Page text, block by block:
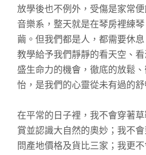
放學後也不例外，受傷是家常
音樂系，整天就是在琴房裡練
繭。但我們都是人，都需要休
教學給予我們靜靜的看天空、
盛生命力的機會，徹底的放鬆
怡，是我們的心靈從未有過的舒
在平常的日子裡，我不會穿著
賞並認識大自然的奧妙；我不
問產地價格及貨比三家；我更